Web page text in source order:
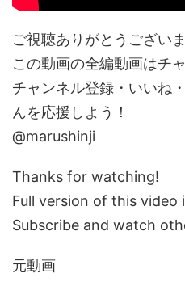
ご視聴ありがとうございま
この動画の全編動画はチ
チャンネル登録・いいね
んを応援しよう！
@marushinji
Thanks for watching!
Full version of this video
Subscribe and watch
元動画